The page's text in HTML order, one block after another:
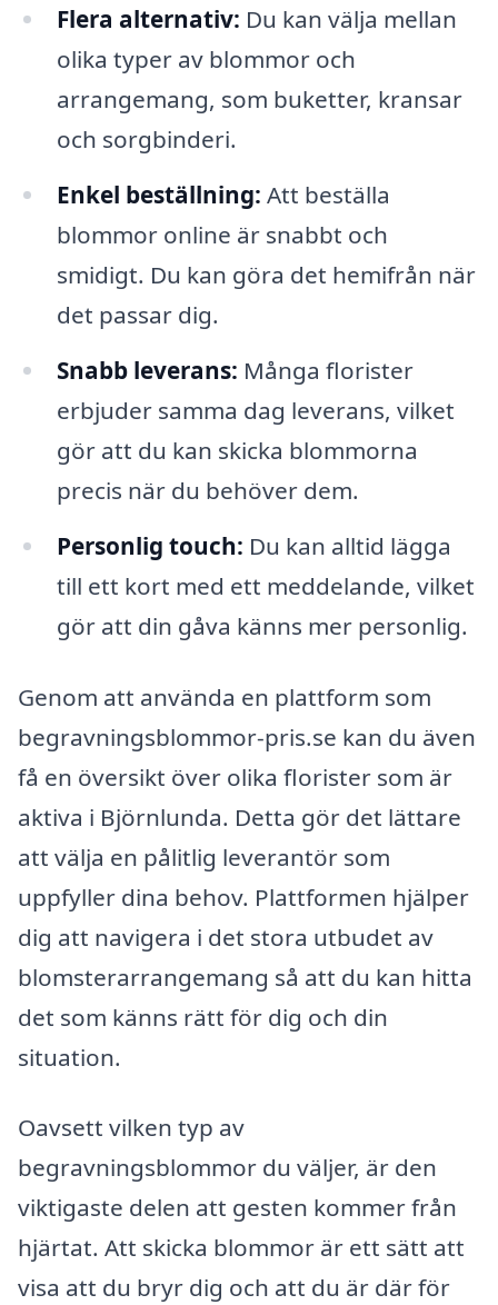
Flera alternativ: Du kan välja mellan
olika typer av blommor och
arrangemang, som buketter, kransar
och sorgbinderi.
Enkel beställning: Att beställa
blommor online är snabbt och
smidigt. Du kan göra det hemifrån när
det passar dig.
Snabb leverans: Många florister
erbjuder samma dag leverans, vilket
gör att du kan skicka blommorna
precis när du behöver dem.
Personlig touch: Du kan alltid lägga
till ett kort med ett meddelande, vilket
gör att din gåva känns mer personlig.
Genom att använda en plattform som
begravningsblommor-pris.se kan du även
få en översikt över olika florister som är
aktiva i Björnlunda. Detta gör det lättare
att välja en pålitlig leverantör som
uppfyller dina behov. Plattformen hjälper
dig att navigera i det stora utbudet av
blomsterarrangemang så att du kan hitta
det som känns rätt för dig och din
situation.
Oavsett vilken typ av
begravningsblommor du väljer, är den
viktigaste delen att gesten kommer från
hjärtat. Att skicka blommor är ett sätt att
visa att du bryr dig och att du är där för